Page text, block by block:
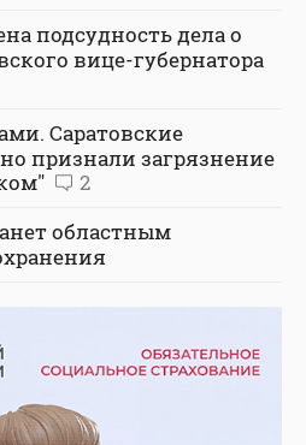
подсудность дела о
вице-губернатора
Саратовские
признали загрязнение
2
областным